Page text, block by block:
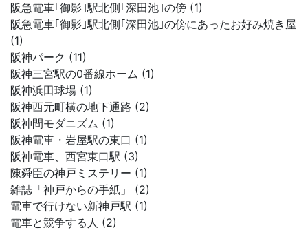
阪急電車｢御影｣駅北側｢深田池｣の傍 (1)
阪急電車｢御影｣駅北側｢深田池｣の傍にあったお好み焼き屋
(1)
阪神パーク (11)
阪神三宮駅の0番線ホーム (1)
阪神浜田球場 (1)
阪神西元町横の地下通路 (2)
阪神間モダニズム (1)
阪神電車・岩屋駅の東口 (1)
阪神電車、西宮東口駅 (3)
陳舜臣の神戸ミステリー (1)
雑誌「神戸からの手紙」 (2)
電車で行けない新神戸駅 (1)
電車と競争する人 (2)